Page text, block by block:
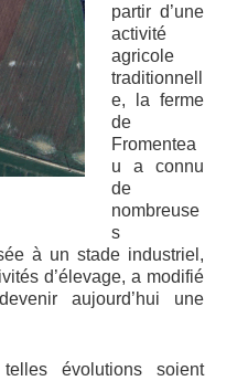
partir d’une
activité
agricole
traditionnell
e, la ferme
de
Fromentea
u a connu
de
nombreuse
s
à un stade industriel,
d’élevage, a modifié
aujourd’hui une
évolutions soient